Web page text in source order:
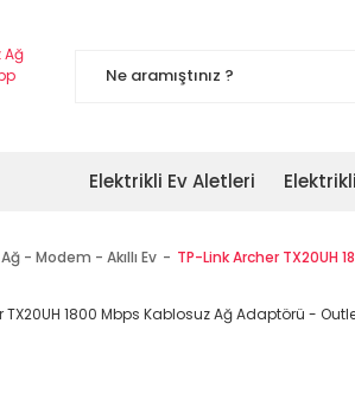
Elektrikli Ev Aletleri
Ağ - Modem - Akıllı Ev TP-Link Archer TX20UH